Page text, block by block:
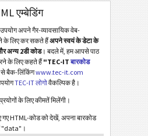
एम्बेडिंग
अपने गैर-व्यावसायिक वेब-
के लिए कर सकते हैंअपने स्वयं के डेटा के
अन्य 2डी कोड। बदले में, हम आपसे पाठ
के लिए कहते हैं"TEC-IT बारकोड
से बैक-लिंकिंगwww.tec-it.com
TEC-IT लोगोवैकल्पिक है।
के लिए कीमतें मिलेंगी।
HTML-कोड को देखें, अपना बारकोड
"data"।